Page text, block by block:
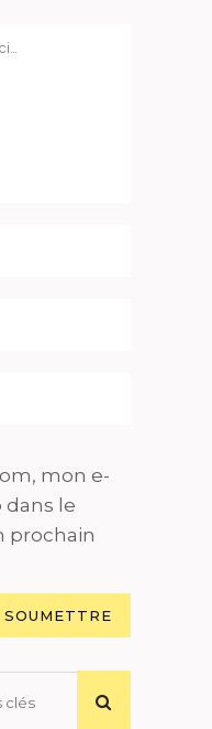
mon e-
dans le
prochain